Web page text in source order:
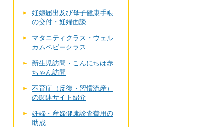
妊娠届出及び母子健康手帳
の交付・妊婦面談
マタニティクラス・ウェル
カムベビークラス
新生児訪問・こんにちは赤
ちゃん訪問
不育症（反復・習慣流産）
の関連サイト紹介
妊婦・産婦健康診査費用の
助成